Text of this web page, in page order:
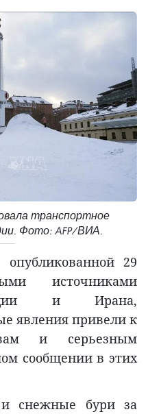
транспортное
Фото: AFP/ВИА.
опубликованной 29
источниками
и Ирана,
явления привели к
и серьезным
сообщении в этих
снежные бури за